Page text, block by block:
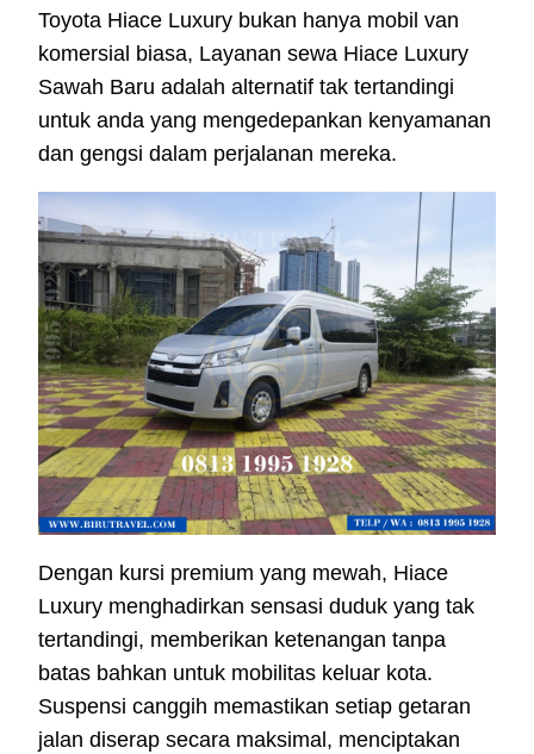
Toyota Hiace Luxury bukan hanya mobil van
komersial biasa, Layanan sewa Hiace Luxury
Sawah Baru adalah alternatif tak tertandingi
untuk anda yang mengedepankan kenyamanan
dan gengsi dalam perjalanan mereka.
Dengan kursi premium yang mewah, Hiace
Luxury menghadirkan sensasi duduk yang tak
tertandingi, memberikan ketenangan tanpa
batas bahkan untuk mobilitas keluar kota.
Suspensi canggih memastikan setiap getaran
jalan diserap secara maksimal, menciptakan